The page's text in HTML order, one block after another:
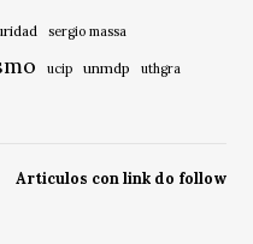
sergio massa
ucip unmdp
uthgra
Articulos con link do follow